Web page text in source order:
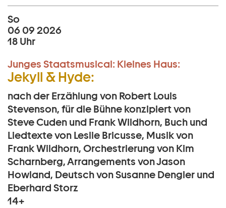
So
06 09 2026
18 Uhr
Junges Staatsmusical: Kleines Haus:
Jekyll & Hyde:
nach der Erzählung von Robert Louis
Stevenson, für die Bühne konzipiert von
Steve Cuden und Frank Wildhorn, Buch und
Liedtexte von Leslie Bricusse, Musik von
Frank Wildhorn, Orchestrierung von Kim
Scharnberg, Arrangements von Jason
Howland, Deutsch von Susanne Dengler und
Eberhard Storz
14+